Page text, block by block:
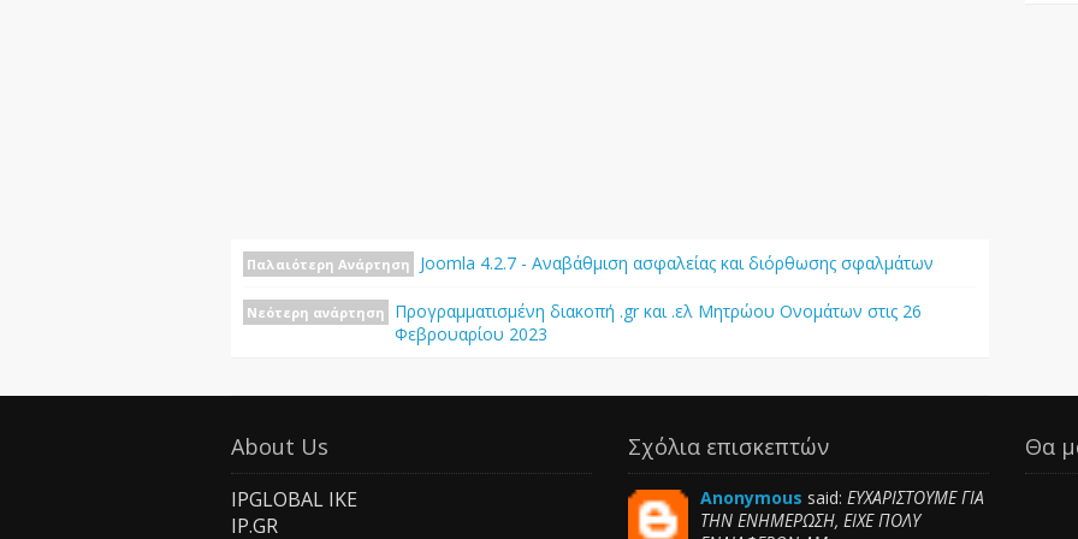
Παλαιότερη Ανάρτηση Joomla 4.2.7 - Αναβάθμιση ασφαλείας και διόρθωσης σφαλμάτων
Νεότερη ανάρτηση
Προγραμματισμένη διακοπή .gr και .ελ Μητρώου Ονομάτων στις 26
Φεβρουαρίου 2023
About Us
IPGLOBAL IKE
IP.GR
Σχόλια επισκεπτών
Anonymous said: ΕΥΧΑΡΙΣΤΟΥΜΕ ΓΙΑ
ΤΗΝ ΕΝΗΜΕΡΩΣΗ, ΕΙΧΕ ΠΟΛΥ
Θα